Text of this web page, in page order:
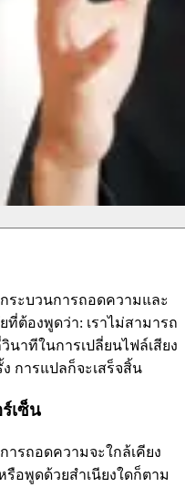
ระบวนการถอดความและ
ต้องพูดว่า: เราไม่สามารถ
าทีในการเปลี่ยนไฟล์เสียง
การแปลก็จะเสร็จสิ้น
เซ็น
รถอดความจะใกล้เคียง
อพูดด้วยสำเนียงใดก็ตาม